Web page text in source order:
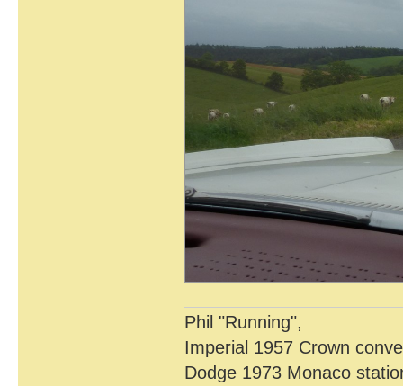
Phil "Running",
Imperial 1957 Crown
Dodge 1973 Monaco